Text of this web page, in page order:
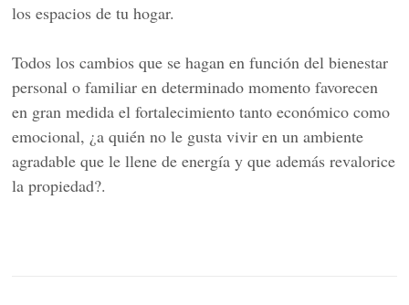
los espacios de tu hogar.
Todos los cambios que se hagan en función del bienestar
personal o familiar en determinado momento favorecen
en gran medida el fortalecimiento tanto económico como
emocional, ¿a quién no le gusta vivir en un ambiente
agradable que le llene de energía y que además revalorice
la propiedad?.